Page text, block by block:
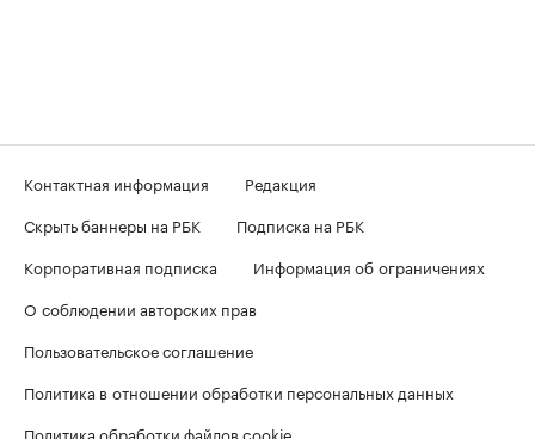
Контактная информация
Редакция
Скрыть баннеры на РБК
Подписка на РБК
Корпоративная подписка
Информация об ограничениях
О соблюдении авторских прав
Пользовательское соглашение
Политика в отношении обработки персональных данных
Политика обработки файлов cookie